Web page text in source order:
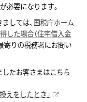
必要になります。
しては、 国税庁ホーム
した場合（住宅借入金
寄りの税務署にお問い
たお客さまはこちら
えをしたとき」